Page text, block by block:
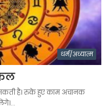
धर्म/अध्यात्म
है। रुके हुए काम अचानक